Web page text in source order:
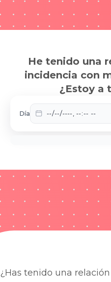
He tenido una
incidencia con
¿Estoy a
Día
¿Has tenido una